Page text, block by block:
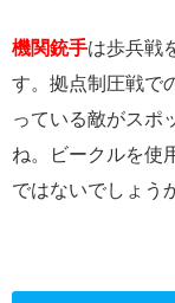
機関銃手は歩兵戦
す。拠点制圧戦で
っている敵がスポ
ね。ビークルを使
ではないでしょう